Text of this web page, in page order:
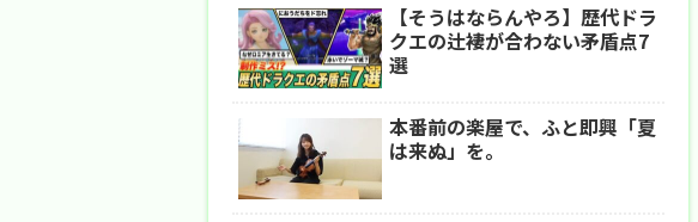
【そうはならんやろ】歴代ドラ
クエの辻褄が合わない矛盾点7
選
本番前の楽屋で、ふと即興「夏
は来ぬ」を。